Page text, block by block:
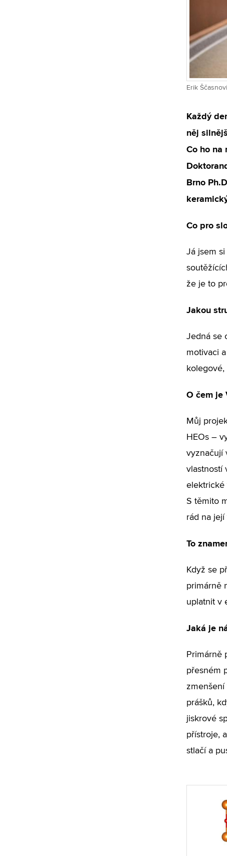
Erik
Každý
něj
Co ho na
Brno
Co pro
Já jsem
že je to
Jakou
Jedná se
motivaci
O čem je
Můj
HEOs –
vyznačují
vlastností
elektrické
S těmito
rád na její
To
Když se
primárně
uplatnit v
Jaká je
Primárně
přesném
zmenšení
prášků,
jiskrové
přístroje,
stlačí a